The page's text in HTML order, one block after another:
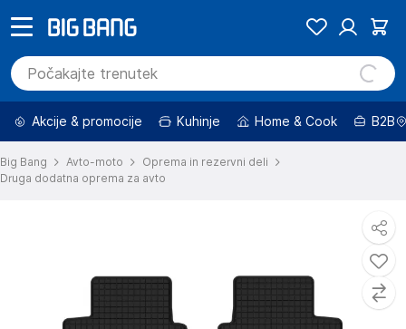
Akcije & promocije Kuhinje Home & Cook B2B
Big Bang Avto-moto
Oprema in rezervni deli
Druga dodatna oprema za avto